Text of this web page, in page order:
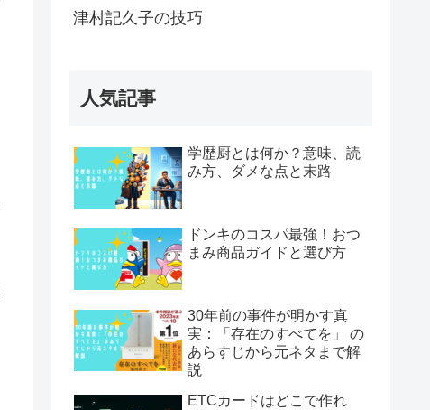
津村記久子の技巧
人気記事
学歴厨とは何か？意味、読
み方、ダメな点と末路
ドンキのコスパ最強！おつ
まみ商品ガイドと選び方
30年前の事件が明かす真
実：「存在のすべてを」 の
あらすじから元ネタまで解
説
ETCカードはどこで作れ